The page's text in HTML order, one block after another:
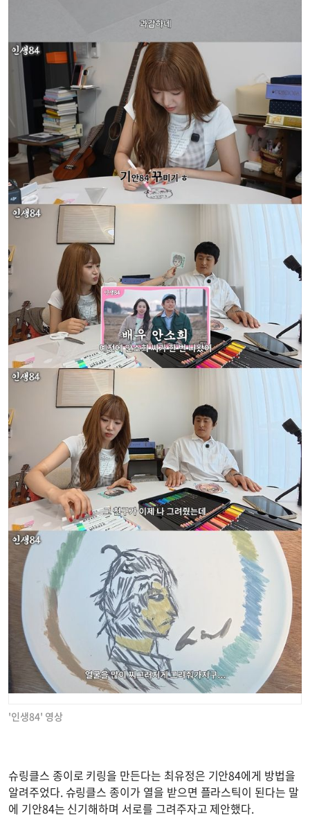
'인생84' 영상
슈링클스 종이로 키링을 만든다는 최유정은 기안84에게 방법을
알려주었다. 슈링클스 종이가 열을 받으면 플라스틱이 된다는 말
에 기안84는 신기해하며 서로를 그려주자고 제안했다.